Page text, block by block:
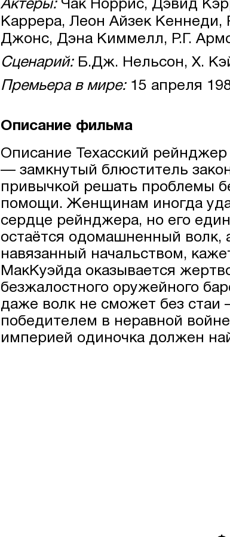
Актеры:Чак Норрис, Дэвид
Каррера, Леон Айзек Кеннеди,
Джонс, Дэна Киммелл, Р.Г.
Сценарий:Б.Дж. Нельсон, Х.
Премьера в мире:15 апреля
Описание фильма
Описание Техасский
— замкнутый блюститель
привычкой решать проблемы
помощи. Женщинам иногда
сердце рейнджера, но его
остаётся одомашненный волк,
навязанный начальством,
МакКуэйда оказывается
безжалостного оружейного
даже волк не сможет без стаи
победителем в неравной
империей одиночка должен